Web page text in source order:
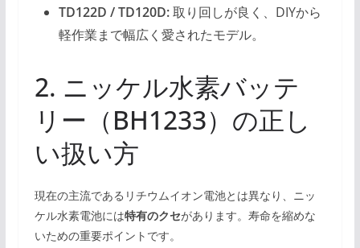
TD122D / TD120D:取り回しが良く、DIYから
軽作業まで幅広く愛されたモデル。
2. ニッケル水素バッテ
リー（BH1233）の正し
い扱い方
現在の主流であるリチウムイオン電池とは異なり、ニッ
ケル水素電池には特有のクセがあります。寿命を縮めな
いための重要ポイントです。